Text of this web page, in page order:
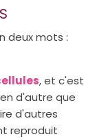
deux mots :
, et c'est
d'autre que
d'autres
reproduit